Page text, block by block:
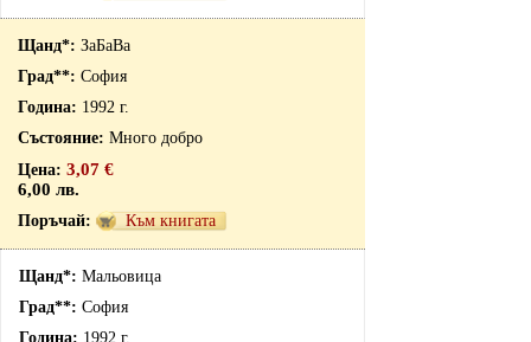
ЗаБаВа
София
1992 г.
Много добро
3,07 €
6,00 лв.
Към книгата
Мальовица
София
1992 г.